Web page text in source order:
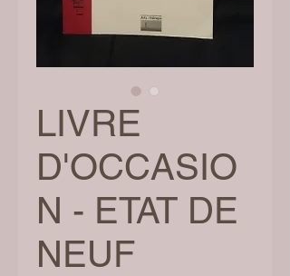
LIVRE
D'OCCASIO
N - ETAT DE
NEUF